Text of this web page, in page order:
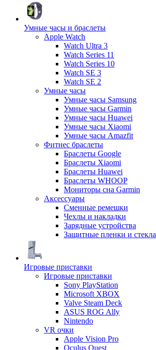
Умные часы и браслеты
Apple Watch
Watch Ultra 3
Watch Series 11
Watch Series 10
Watch SE 3
Watch SE 2
Умные часы
Умные часы Samsung
Умные часы Garmin
Умные часы Huawei
Умные часы Xiaomi
Умные часы Amazfit
Фитнес браслеты
Браслеты Google
Браслеты Xiaomi
Браслеты Huawei
Браслеты WHOOP
Мониторы сна Garmin
Аксессуары
Сменные ремешки
Чехлы и накладки
Зарядные устройства
Защитные пленки и стекла
Игровые приставки
Игровые приставки
Sony PlayStation
Microsoft XBOX
Valve Steam Deck
ASUS ROG Ally
Nintendo
VR очки
Apple Vision Pro
Oculus Quest